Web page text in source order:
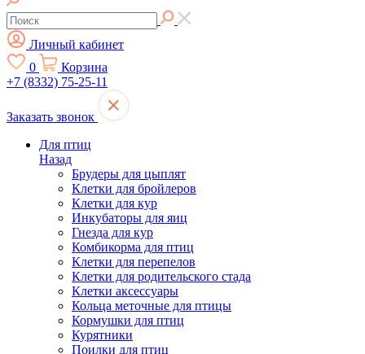
Личный кабинет
0
Корзина
+7 (8332) 75-25-11
Заказать звонок
Для птиц
Назад
Брудеры для цыплят
Клетки для бройлеров
Клетки для кур
Инкубаторы для яиц
Гнезда для кур
Комбикорма для птиц
Клетки для перепелов
Клетки для родительского стада
Клетки аксессуары
Кольца меточные для птицы
Кормушки для птиц
Курятники
Поилки для птиц